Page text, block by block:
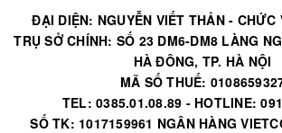
ĐẠI DIỆN: NGUYỄN VIẾT THẢN -
TRỤ SỞ CHÍNH: SỐ 23 DM6-DM8 LÀNG
HÀ ĐÔNG, TP. HÀ NỘI
MÃ SỐ THUẾ:
TEL: 0385.01.08.89 - HOTLINE:
SỐ TK: 1017159961 NGÂN HÀNG